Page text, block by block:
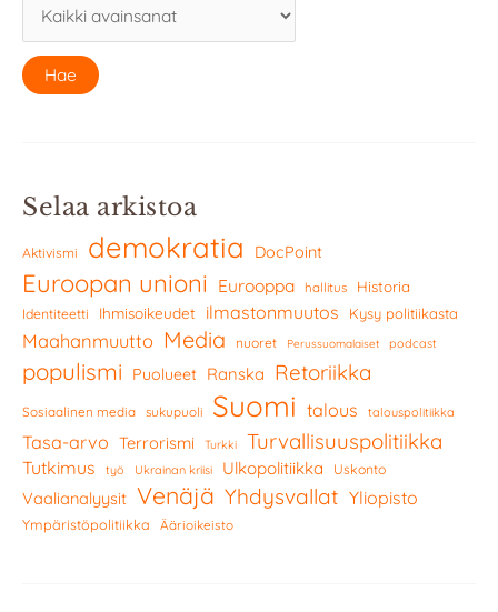
Selaa arkistoa
Aktivismi demokratia DocPoint
Euroopan unioni Eurooppa hallitus Historia
Identiteetti Ihmisoikeudet ilmastonmuutos Kysy politiikasta
Maahanmuutto Media nuoret Perussuomalaiset podcast
populismi Puolueet Ranska Retoriikka
Sosiaalinen media sukupuoli Suomi talous talouspolitiikka
Tasa-arvo Terrorismi Turkki Turvallisuuspolitiikka
Tutkimus työ Ukrainan kriisi Ulkopolitiikka Uskonto
Vaalianalyysit Venäjä Yhdysvallat Yliopisto
Ympäristöpolitiikka Äärioikeisto